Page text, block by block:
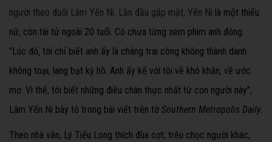
người theo đuổi Lâm Yến Ni. Lần đầu gặp mặt, Yến Ni là một thiếu
nữ, còn tài tử ngoài 20 tuổi. Cô chưa từng xem phim anh đóng.
"Lúc đó, tôi chỉ biết anh ấy là chàng trai công không thành danh
không toại, lang bạt kỳ hồ. Anh ấy kể với tôi về khó khăn, về ước
mơ. Vì thế, tôi biết những điều chân thực nhất từ con người này",
Lâm Yến Ni bày tỏ trong bài viết trên tờ Southern Metropolis Daily.
Theo nhà văn, Lý Tiểu Long thích đùa cợt, trêu chọc người khác,